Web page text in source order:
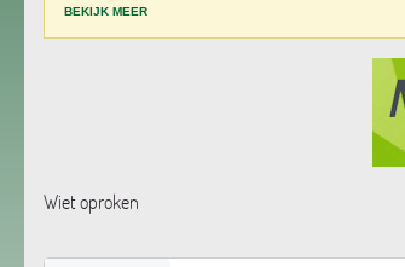
BEKIJK MEER
Wiet oproken